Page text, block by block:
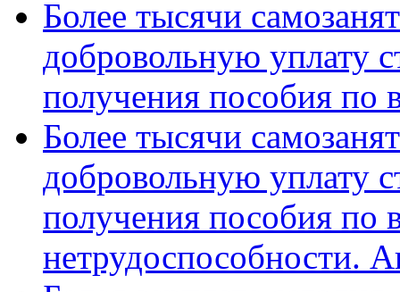
Более тысячи
добровольную уплату
получения пособия по
Более тысячи
добровольную уплату
получения пособия по
нетрудоспособности.